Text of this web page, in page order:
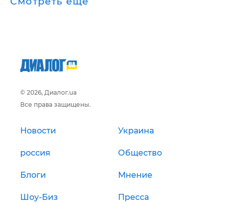
© 2026, Диалог.ua
Все права защищены.
Новости Украина
россия Общество
Блоги Мнение
Шоу-Биз Пресса